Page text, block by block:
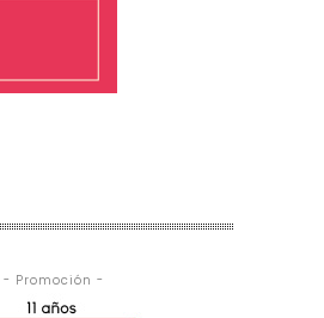
- Promoción -